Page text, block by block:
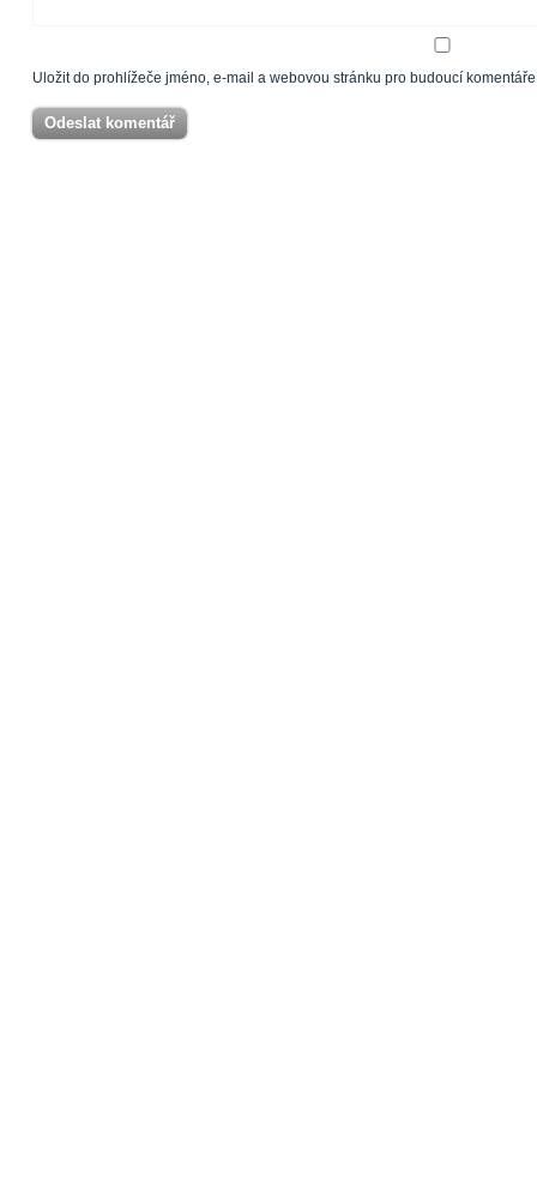
Uložit do prohlížeče jméno, e-mail a webovou stránku pro budoucí